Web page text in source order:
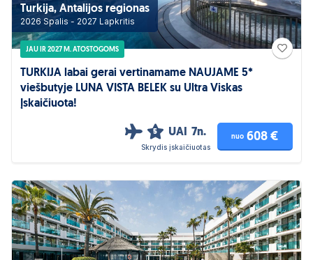
Turkija, Antalijos regionas
2026 Spalis - 2027 Lapkritis
JAU IR 2027 M. ATOSTOGOMS
TURKIJA labai gerai vertinamame NAUJAME 5*
viešbutyje LUNA VISTA BELEK su Ultra Viskas
Įskaičiuota!
5 UAI 7n.
Skrydis įskaičiuotas
nuo 608 €